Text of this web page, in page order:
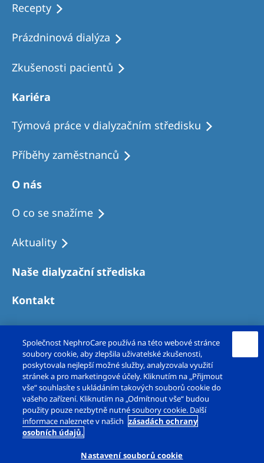
Slovakia
Slovenia
Switzerland
United Kingdom
Asia Pacific
Asia Pacific
United States of America
Global Website
Recepty
Prázdninová dialýza
Zkušenosti pacientů
Kariéra
Týmová práce v dialyzačním středisku
Příběhy zaměstnanců
O nás
O co se snažíme
Aktuality
Naše dialyzační střediska
Kontakt
Copyright © Fresenius Medical Care – DS, s.r.o.
2026. Všechna práva vyhrazena.
Společnost NephroCare používá na této webové stránce
soubory cookie, aby zlepšila uživatelské zkušenosti,
poskytovala nejlepší možné služby, analyzovala využití
stránek a pro marketingové účely. Kliknutím na „Přijmout
vše“ souhlasíte s ukládáním takových souborů cookie do
vašeho zařízení. Kliknutím na „Odmítnout vše“ budou
použity pouze nezbytně nutné soubory cookie. Další
informace naleznete v našich zásadách ochrany
osobních údajů.
Nastavení souborů cookie